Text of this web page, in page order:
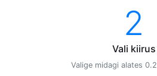
2
Vali kiirus
Valige midagi alates